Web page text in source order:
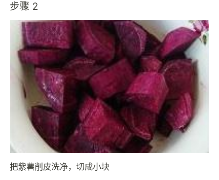
步骤 2
把紫薯削皮洗净，切成小块